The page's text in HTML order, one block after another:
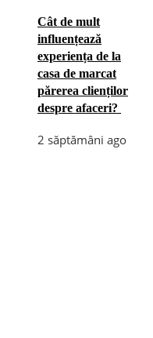
Cât de mult
influențează
experiența de la
casa de marcat
părerea clienților
despre afaceri?
2 săptămâni ago